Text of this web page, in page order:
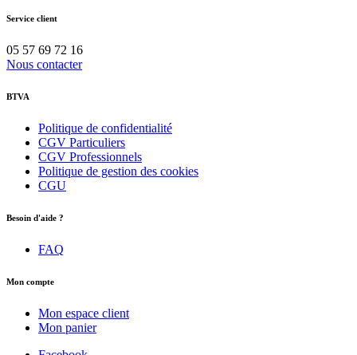
Service client
05 57 69 72 16
Nous contacter
BTVA
Politique de confidentialité
CGV Particuliers
CGV Professionnels
Politique de gestion des cookies
CGU
Besoin d'aide ?
FAQ
Mon compte
Mon espace client
Mon panier